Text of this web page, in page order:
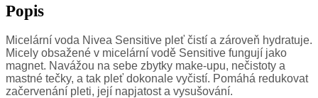
Popis
Micelární voda Nivea Sensitive pleť čistí a zároveň hydratuje.
Micely obsažené v micelární vodě Sensitive fungují jako
magnet. Navážou na sebe zbytky make-upu, nečistoty a
mastné tečky, a tak pleť dokonale vyčistí. Pomáhá redukovat
začervenání pleti, její napjatost a vysušování.